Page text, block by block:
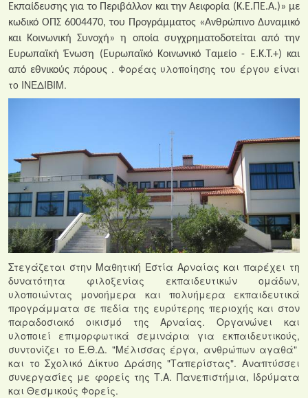
Εκπαίδευσης για το Περιβάλλον και την Αειφορία (Κ.Ε.ΠΕ.Α.)» με
κωδικό ΟΠΣ 6004470, του Προγράμματος «Ανθρώπινο Δυναμικό
και Κοινωνική Συνοχή» η οποία συγχρηματοδοτείται από την
Ευρωπαϊκή Ένωση (Ευρωπαϊκό Κοινωνικό Ταμείο - Ε.Κ.Τ.+) και
από εθνικούς πόρους . Φορέας υλοποίησης του έργου είναι
το ΙΝΕΔΙΒΙΜ.
Στεγάζεται στην Μαθητική Εστία Αρναίας και παρέχει τη
δυνατότητα φιλοξενίας εκπαιδευτικών ομάδων,
υλοποιώντας μονοήμερα και πολυήμερα εκπαιδευτικά
προγράμματα σε πεδία της ευρύτερης περιοχής και στον
παραδοσιακό οικισμό της Αρναίας. Οργανώνει και
υλοποιεί επιμορφωτικά σεμινάρια για εκπαιδευτικούς,
συντονίζει το Ε.Θ.Δ. "Μέλισσας έργα, ανθρώπων αγαθά"
και το Σχολικό Δίκτυο Δράσης "Ταπερίστας". Αναπτύσσει
συνεργασίες με φορείς της Τ.Α. Πανεπιστήμια, Ιδρύματα
και Θεσμικούς Φορείς.